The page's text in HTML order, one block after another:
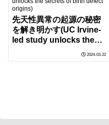
先天性異常の起源の秘密
を解き明かす(UC Irvine-
led study unlocks the
secrets of birth defect
origins)
2024-03-22